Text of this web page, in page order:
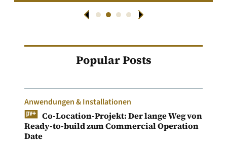
Popular Posts
Anwendungen & Installationen
Co-Location-Projekt: Der lange Weg von
Ready-to-build zum Commercial Operation
Date